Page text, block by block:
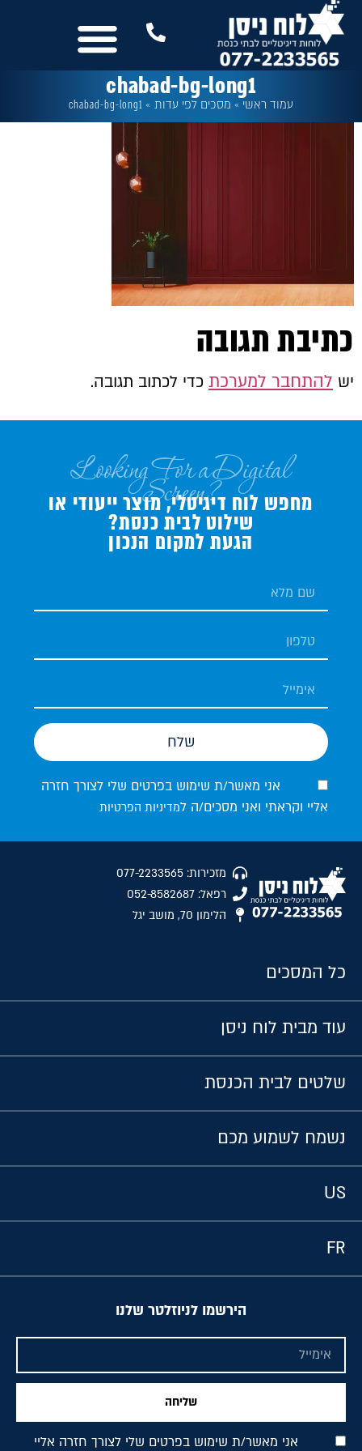
לתוכן
chabad-bg-long1
עמוד ראשי » מסכים לפי עדות »
chabad-bg-long1
כתיבת תגובה
יש להתחבר למערכת כדי לכתוב תגובה.
Looking For a Digital
Screen?
מחפש לוח דיגיטלי, מוצר ייעודי או
שילוט לבית כנסת?
הגעת למקום הנכון
אני מאשר/ת שימוש בפרטים שלי לצורך חזרה
אליי וקראתי ואני מסכים/ה למדיניות הפרטיות
שלח
מזכירות: 077-2233565
רפאל: 052-8582687
הלימון 70, מושב יגל
כל המסכים
עוד מבית לוח ניסן
שלטים לבית הכנסת
נשמח לשמוע מכם
US
FR
הירשמו לניוזלטר שלנו
אני מאשר/ת שימוש בפרטים שלי לצורך חזרה אליי
שליחה